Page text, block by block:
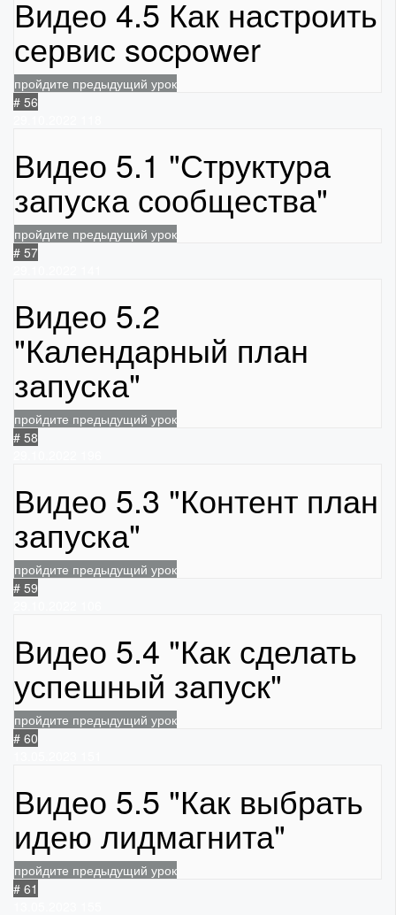
Видео 4.5 Как настроить
сервис socpower
пройдите предыдущий урок
# 56
Видео 5.1 "Структура
запуска сообщества"
пройдите предыдущий урок
# 57
Видео 5.2
"Календарный план
запуска"
пройдите предыдущий урок
# 58
Видео 5.3 "Контент план
запуска"
пройдите предыдущий урок
# 59
Видео 5.4 "Как сделать
успешный запуск"
пройдите предыдущий урок
# 60
Видео 5.5 "Как выбрать
идею лидмагнита"
пройдите предыдущий урок
# 61